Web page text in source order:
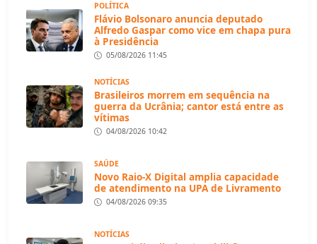
POLÍTICA
Flávio Bolsonaro anuncia deputado
Alfredo Gaspar como vice em chapa pura
à Presidência
05/08/2026 11:45
NOTÍCIAS
Brasileiros morrem em sequência na
guerra da Ucrânia; cantor está entre as
vítimas
04/08/2026 10:42
SAÚDE
Novo Raio-X Digital amplia capacidade
de atendimento na UPA de Livramento
04/08/2026 09:35
NOTÍCIAS